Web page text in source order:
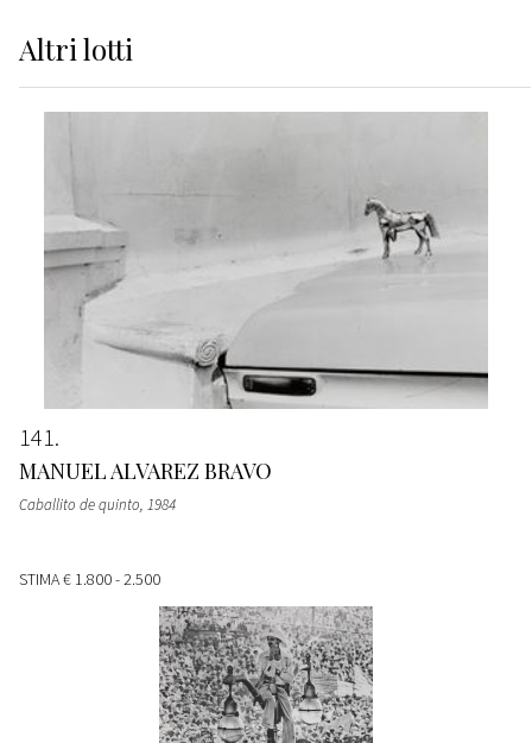
Altrilotti
141
MANUEL ALVAREZ BRAVO
Caballito de quinto, 1984
STIMA€ 1.800 - 2.500